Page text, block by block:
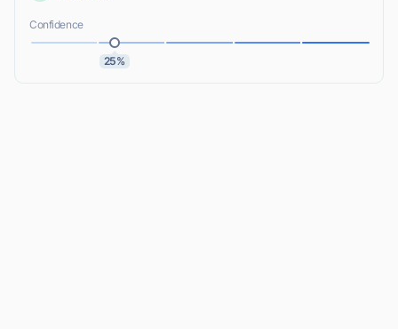
Confidence
25%